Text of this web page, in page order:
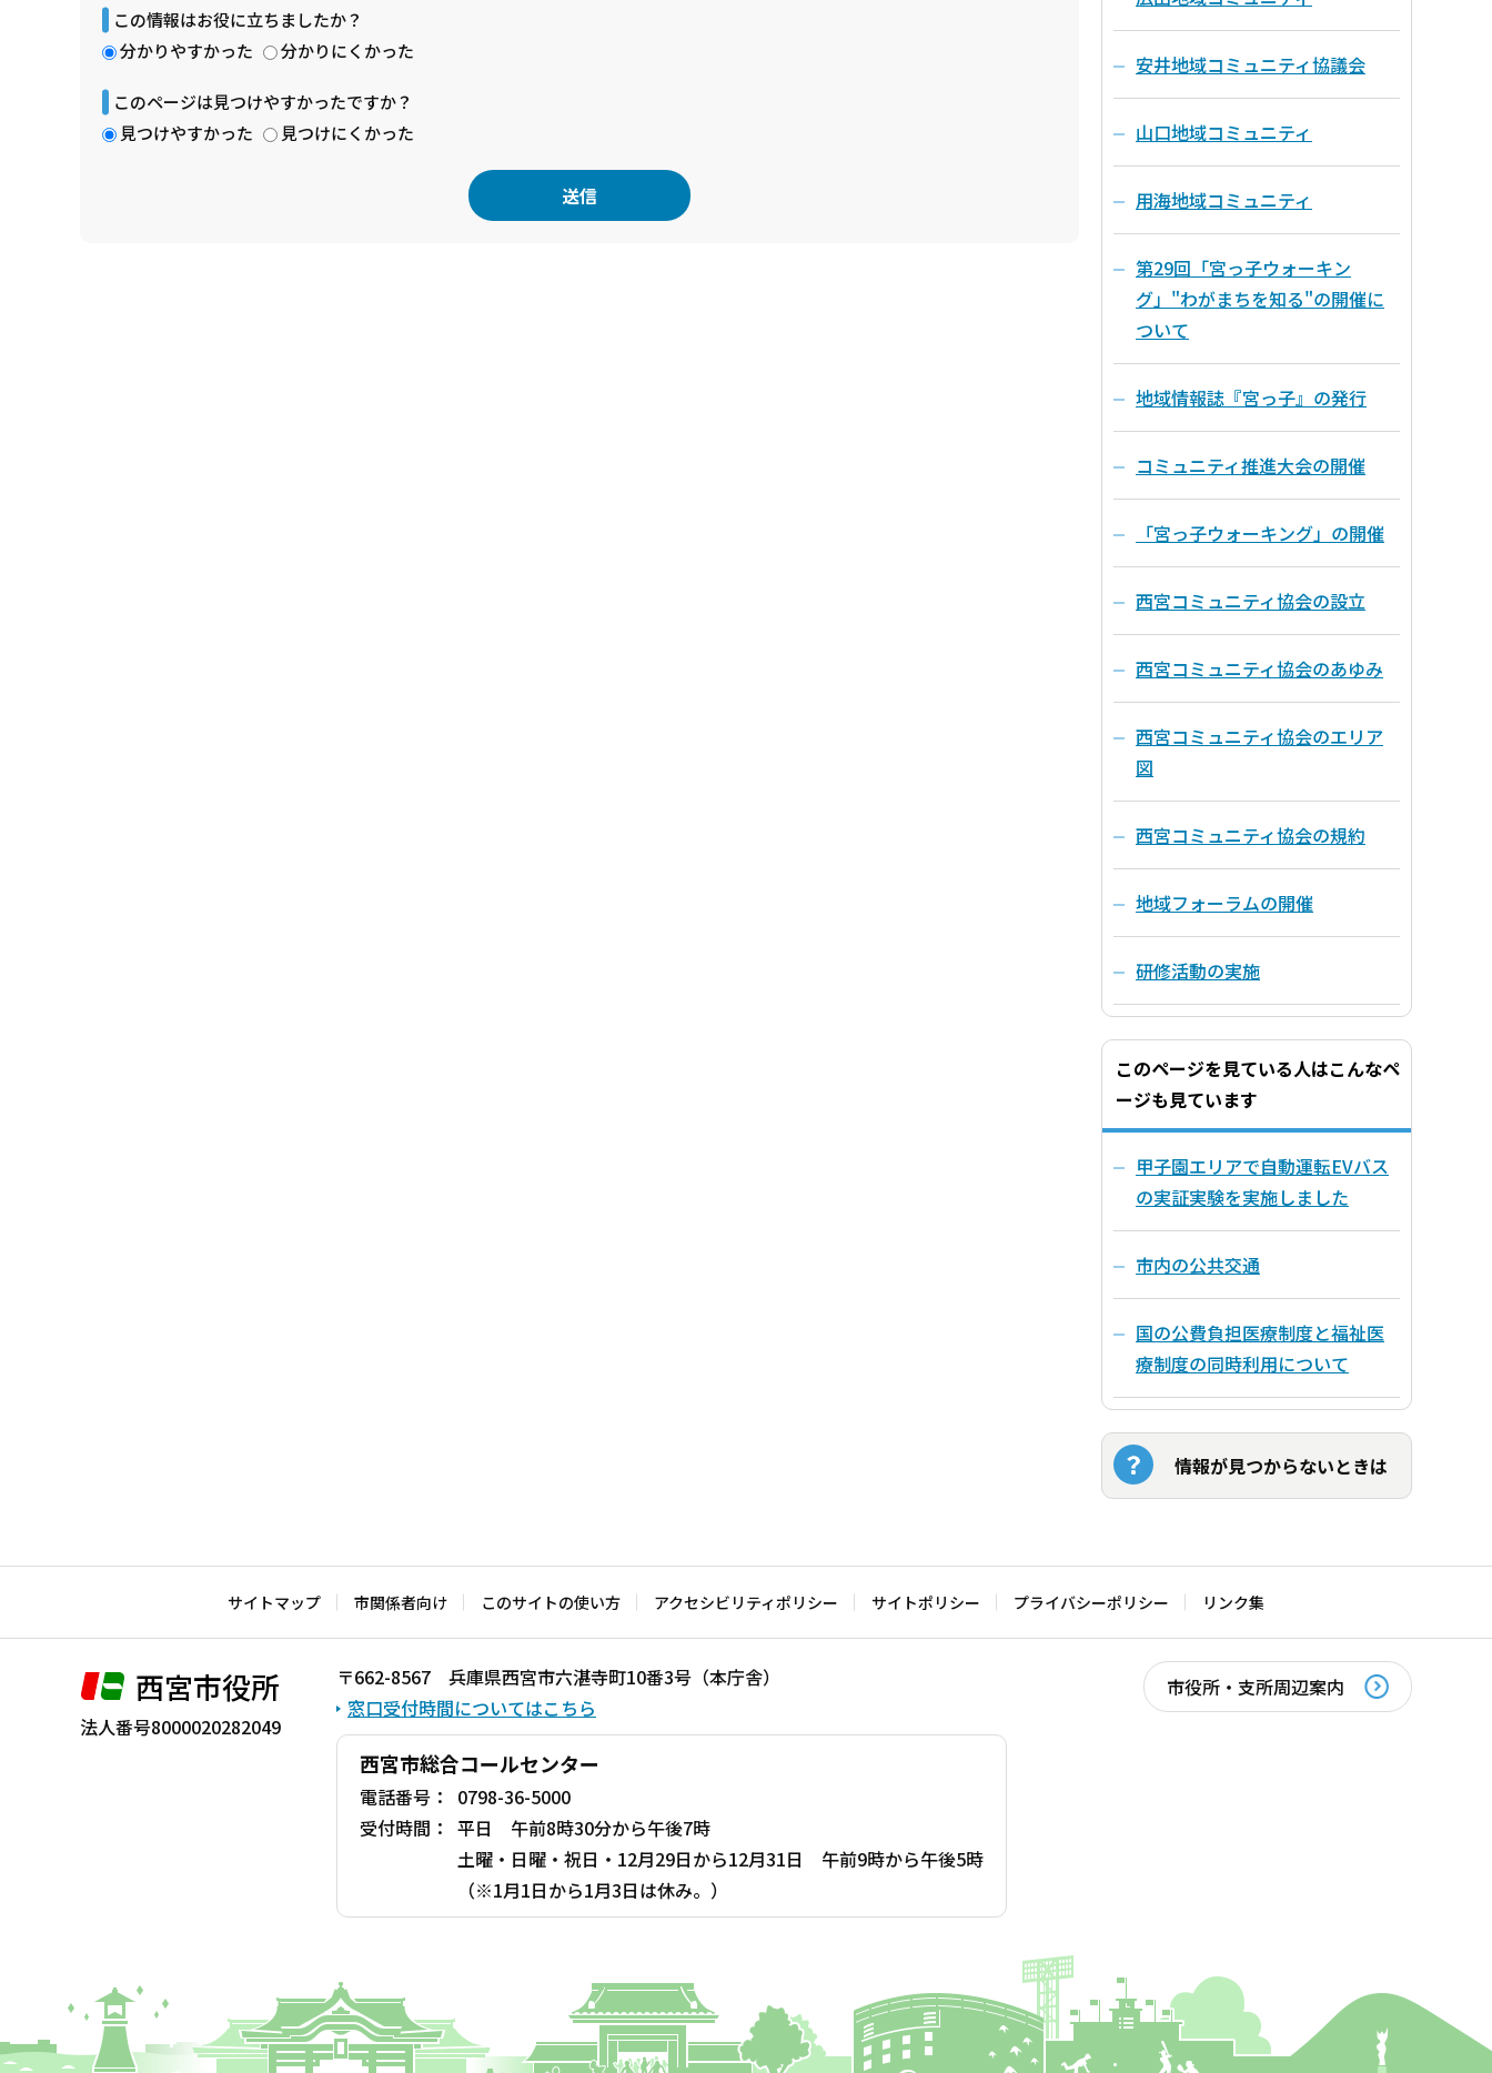
この情報はお役に立ちましたか？
分かりやすかった
分かりにくかった
このページは見つけやすかったですか？
見つけやすかった
見つけにくかった
安井地域コミュニティ協議会
山口地域コミュニティ
用海地域コミュニティ
第29回「宮っ子ウォーキン
グ」"わがまちを知る"の開催に
ついて
地域情報誌『宮っ子』の発行
コミュニティ推進大会の開催
「宮っ子ウォーキング」の開催
西宮コミュニティ協会の設立
西宮コミュニティ協会のあゆみ
西宮コミュニティ協会のエリア
図
西宮コミュニティ協会の規約
地域フォーラムの開催
研修活動の実施
このページを見ている人はこんなペ
ージも見ています
甲子園エリアで自動運転EVバス
の実証実験を実施しました
市内の公共交通
国の公費負担医療制度と福祉医
療制度の同時利用について
情報が見つからないときは
サイトマップ 市関係者向け このサイトの使い方 アクセシビリティポリシー サイトポリシー プライバシーポリシー リンク集
西宮市役所
法人番号8000020282049
〒662-8567 兵庫県西宮市六湛寺町10番3号（本庁舎）
窓口受付時間についてはこちら
西宮市総合コールセンター
電話番号：
0798-36-5000
受付時間： 平日 午前8時30分から午後7時
土曜・日曜・祝日・12月29日から12月31日 午前9時から午後5時
（※1月1日から1月3日は休み。）
市役所・支所周辺案内